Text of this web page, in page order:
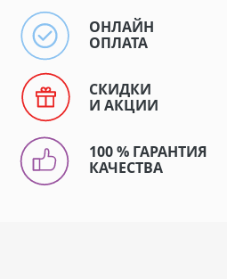
ОНЛАЙН
ОПЛАТА
СКИДКИ
И АКЦИИ
100 % ГАРАНТИЯ
КАЧЕСТВА